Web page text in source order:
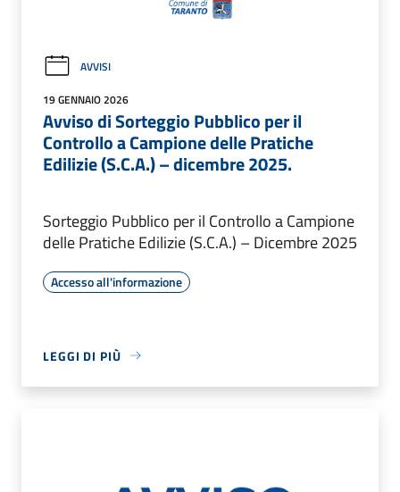
AVVISI
19 GENNAIO 2026
Avviso di Sorteggio Pubblico per il
Controllo a Campione delle Pratiche
Edilizie (S.C.A.) – dicembre 2025.
Sorteggio Pubblico per il Controllo a Campione
delle Pratiche Edilizie (S.C.A.) – Dicembre 2025
Accesso all'informazione
LEGGI DI PIÙ